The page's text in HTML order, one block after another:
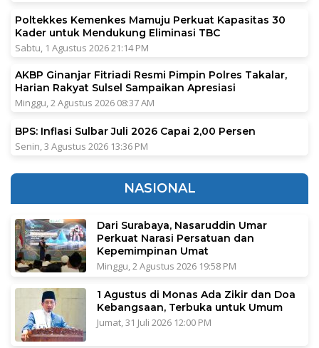
Poltekkes Kemenkes Mamuju Perkuat Kapasitas 30
Kader untuk Mendukung Eliminasi TBC
Sabtu, 1 Agustus 2026 21:14 PM
AKBP Ginanjar Fitriadi Resmi Pimpin Polres Takalar,
Harian Rakyat Sulsel Sampaikan Apresiasi
Minggu, 2 Agustus 2026 08:37 AM
BPS: Inflasi Sulbar Juli 2026 Capai 2,00 Persen
Senin, 3 Agustus 2026 13:36 PM
NASIONAL
Dari Surabaya, Nasaruddin Umar
Perkuat Narasi Persatuan dan
Kepemimpinan Umat
Minggu, 2 Agustus 2026 19:58 PM
1 Agustus di Monas Ada Zikir dan Doa
Kebangsaan, Terbuka untuk Umum
Jumat, 31 Juli 2026 12:00 PM